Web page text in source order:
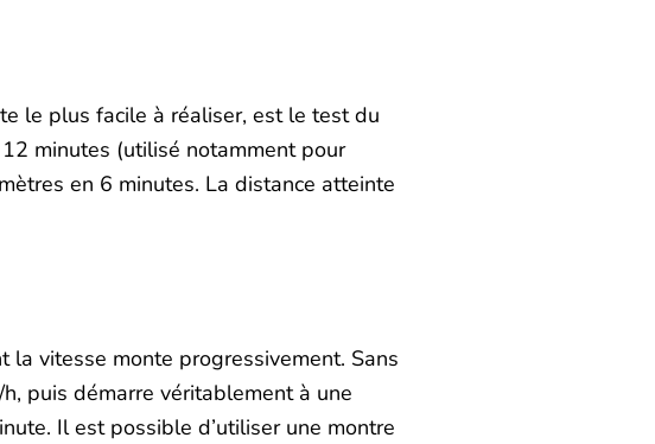
le plus facile à réaliser, est le test du
minutes (utilisé notamment pour
en 6 minutes. La distance atteinte
la vitesse monte progressivement. Sans
puis démarre véritablement à une
Il est possible d’utiliser une montre